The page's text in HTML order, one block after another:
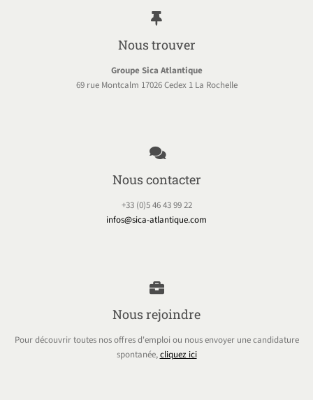
Nous trouver
Groupe Sica Atlantique
69 rue Montcalm 17026 Cedex 1 La Rochelle
Nous contacter
+33 (0)5 46 43 99 22
infos@sica-atlantique.com
Nous rejoindre
Pour découvrir toutes nos offres d'emploi ou nous envoyer une candidature
spontanée,cliquez ici